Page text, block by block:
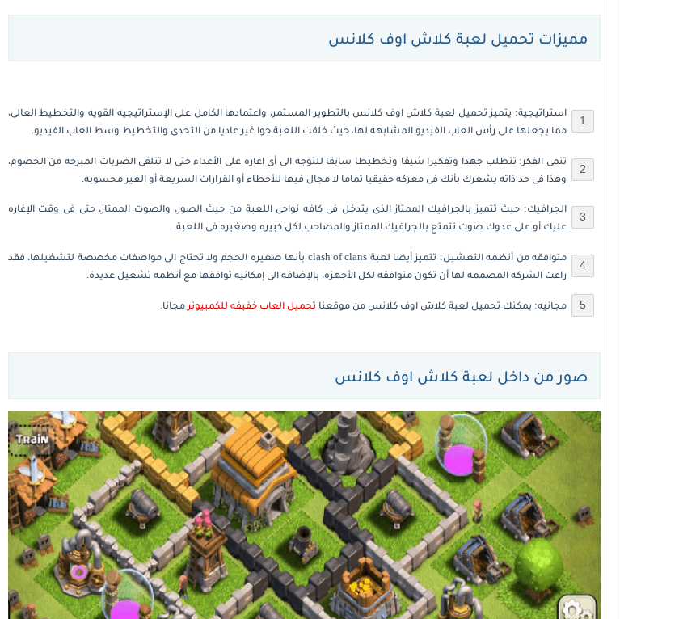
مميزات تحميل لعبة كلاش اوف كلانس
استراتيجية: يتميز تحميل لعبة كلاش اوف كلانس بالتطوير المستمر، واعتمادها الكامل على الإستراتيجيه القويه والتخطيط العالى،
مما يجعلها على رأس العاب الفيديو المشابهه لها، حيث خلقت اللعبة جوا غير عاديا من التحدى والتخطيط وسط العاب الفيديو.
تنمى الفكر: تتطلب جهدا وتفكيرا شيقا وتخطيطا سابقا للتوجه الى أى اغاره على الأعداء حتى لا تتلقى الضربات المبرحه من الخصوم،
وهذا فى حد ذاته يشعرك بأنك فى معركه حقيقيا تماما لا مجال فيها للأخطاء أو القرارات السريعة أو الغير محسوبه.
الجرافيك: حيث تتميز بالجرافيك الممتاز الذى يتدخل فى كافه نواحى اللعبة من حيث الصور، والصوت الممتاز، حتى فى وقت الإغاره
عليك أو على عدوك صوت تتمتع بالجرافيك الممتاز والمصاحب لكل كبيره وصغيره فى اللعبة.
متوافقه من أنظمه التغشيل: تتميز أيضا لعبة clash of clans
بأنها صغيره الحجم ولا تحتاج الى مواصفات مخصصة لتشغيلها، فقد
راعت الشركه المصممه لها أن تكون متوافقه لكل الأجهزه، بالإضافه الى إمكانيه توافقها مع أنظمه تشغيل عديدة.
مجانيه: يمكنك تحميل لعبة كلاش اوف كلانسمن موقعنا تحميل العاب خفيفه للكمبيوتر مجانا.
صور من داخل لعبة كلاش اوف كلانس